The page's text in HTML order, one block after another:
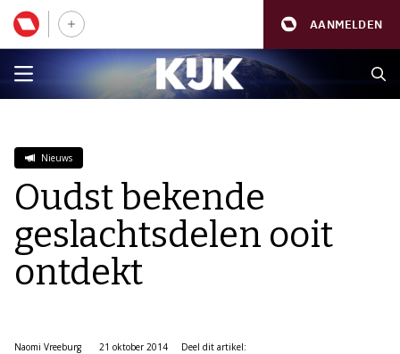
AANMELDEN
Nieuws
Oudst bekende
geslachtsdelen ooit
ontdekt
Naomi Vreeburg
21 oktober 2014
Deel dit artikel: